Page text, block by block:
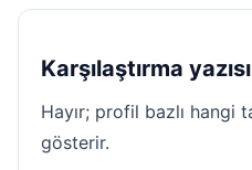
Karşılaştırma
Hayır; profil bazlı hangi
gösterir.